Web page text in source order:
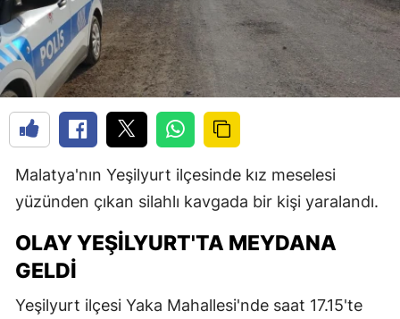
Malatya'nın Yeşilyurt ilçesinde kız meselesi
yüzünden çıkan silahlı kavgada bir kişi yaralandı.
OLAY YEŞILYURT'TA MEYDANA
GELDI
Yeşilyurt ilçesi Yaka Mahallesi'nde saat 17.15'te